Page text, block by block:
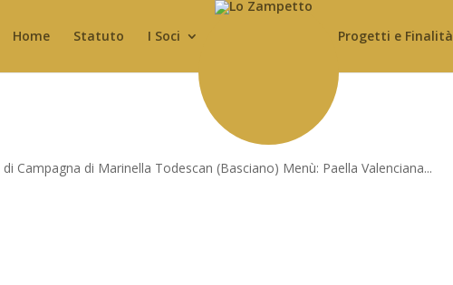
Home Statuto I Soci Progetti e Finalità
Campagna di Marinella Todescan (Basciano) Menù: Paella Valenciana...